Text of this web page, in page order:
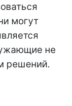
могут
не
решений.